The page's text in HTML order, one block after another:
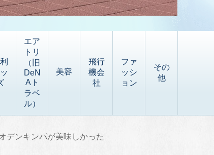
エア
トリ
（旧
DeN
Aト
ラベ
ル）
美容
飛行
機会
社
ファ
ッシ
ョン
その
他
デンキンパが美味しかった